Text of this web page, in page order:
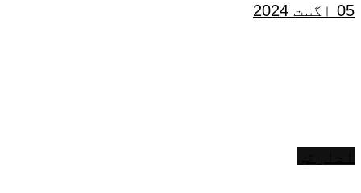
05 اگست 2024